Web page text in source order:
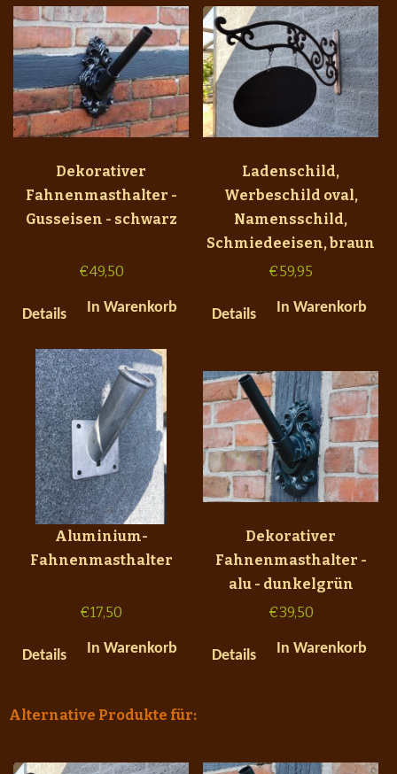
Dekorativer
Fahnenmasthalter -
Gusseisen - schwarz
€49,50
Details In Warenkorb
Ladenschild,
Werbeschild oval,
Namensschild,
Schmiedeeisen, braun
€59,95
Details In Warenkorb
Aluminium-
Fahnenmasthalter
€17,50
Details In Warenkorb
Dekorativer
Fahnenmasthalter -
alu - dunkelgrün
€39,50
Details In Warenkorb
Alternative Produkte für: